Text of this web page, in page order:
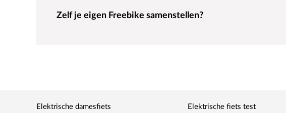
Zelf je eigen Freebike samenstellen?
Elektrische damesfiets Elektrische fiets test